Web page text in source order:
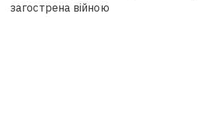
загострена війною